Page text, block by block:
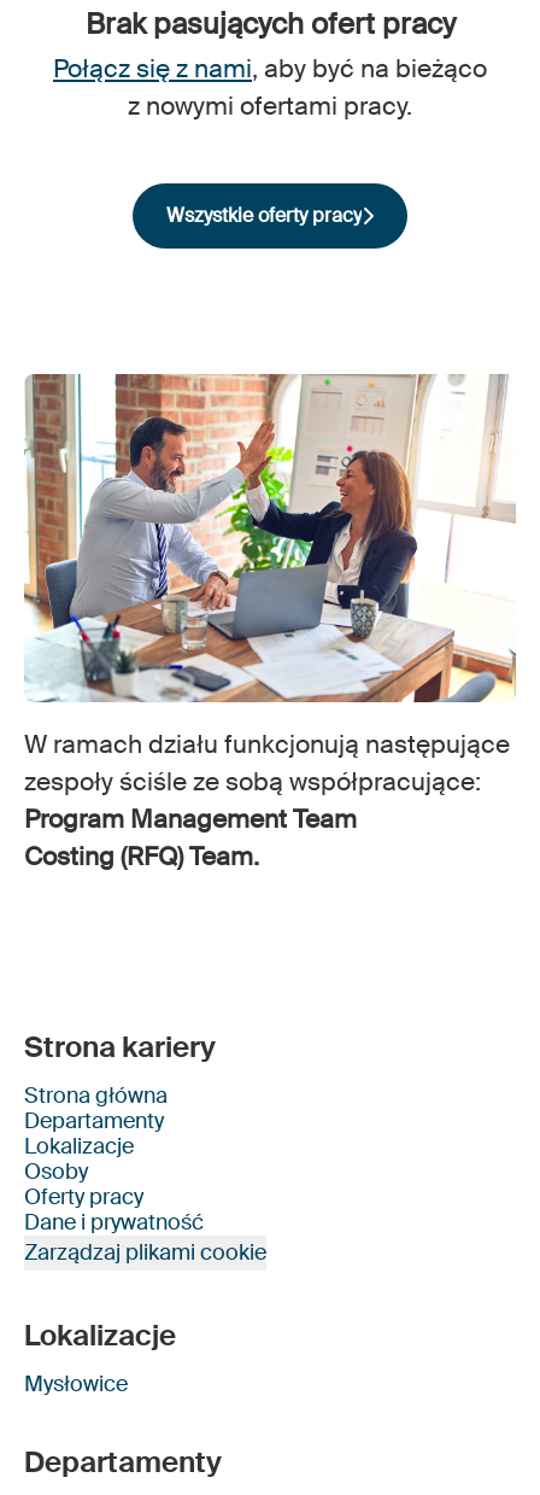
Brak pasujących ofert pracy
Połącz się z nami, aby być na bieżąco
z nowymi ofertami pracy.
Wszystkie oferty pracy
W ramach działu funkcjonują następujące
zespoły ściśle ze sobą współpracujące:
Program Management Team
Costing (RFQ) Team.
Strona kariery
Strona główna
Departamenty
Lokalizacje
Osoby
Oferty pracy
Dane i prywatność
Zarządzaj plikami cookie
Lokalizacje
Mysłowice
Departamenty